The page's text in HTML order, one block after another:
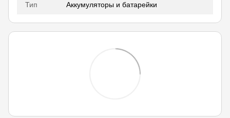
Тип
Аккумуляторы и батарейки